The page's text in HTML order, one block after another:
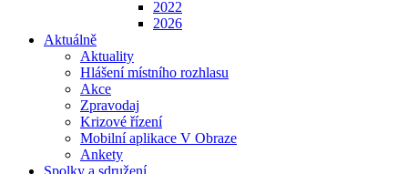
2022
2026
Aktuálně
Aktuality
Hlášení místního rozhlasu
Akce
Zpravodaj
Krizové řízení
Mobilní aplikace V Obraze
Ankety
Spolky a sdružení